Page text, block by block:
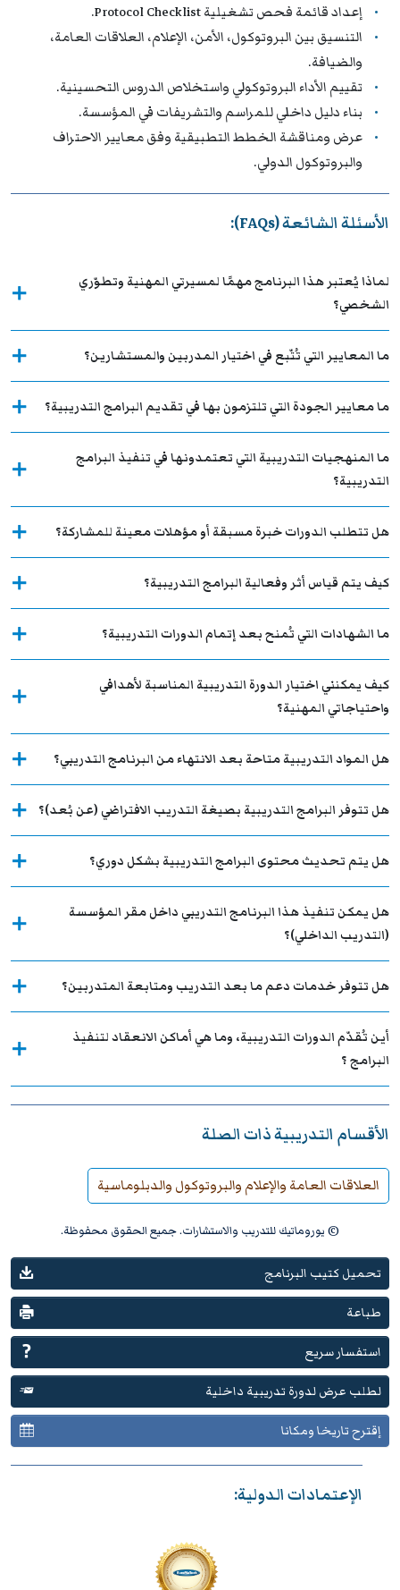
إعداد قائمة فحص تشغيلية Protocol Checklist.
التنسيق بين البروتوكول، الأمن، الإعلام، العلاقات العامة،
والضيافة.
تقييم الأداء البروتوكولي واستخلاص الدروس التحسينية.
بناء دليل داخلي للمراسم والتشريفات في المؤسسة.
عرض ومناقشة الخطط التطبيقية وفق معايير الاحتراف
والبروتوكول الدولي.
الأسئلة الشائعة (FAQs):
لماذا يُعتبر هذا البرنامج مهمًا لمسيرتي المهنية وتطوّري
الشخصي؟
ما المعايير التي تُتّبع في اختيار المدربين والمستشارين؟
ما معايير الجودة التي تلتزمون بها في تقديم البرامج التدريبية؟
ما المنهجيات التدريبية التي تعتمدونها في تنفيذ البرامج
التدريبية؟
هل تتطلب الدورات خبرة مسبقة أو مؤهلات معينة للمشاركة؟
كيف يتم قياس أثر وفعالية البرامج التدريبية؟
ما الشهادات التي تُمنح بعد إتمام الدورات التدريبية؟
كيف يمكنني اختيار الدورة التدريبية المناسبة لأهدافي
واحتياجاتي المهنية؟
هل المواد التدريبية متاحة بعد الانتهاء من البرنامج التدريبي؟
هل تتوفر البرامج التدريبية بصيغة التدريب الافتراضي (عن بُعد)؟
هل يتم تحديث محتوى البرامج التدريبية بشكل دوري؟
هل يمكن تنفيذ هذا البرنامج التدريبي داخل مقر المؤسسة
(التدريب الداخلي)؟
هل تتوفر خدمات دعم ما بعد التدريب ومتابعة المتدربين؟
أين تُقدّم الدورات التدريبية، وما هي أماكن الانعقاد لتنفيذ
البرامج ؟
الأقسام التدريبية ذات الصلة
العلاقات العامة والإعلام والبروتوكول والدبلوماسية
© يوروماتيك للتدريب والاستشارات. جميع الحقوق محفوظة.
تحميل كتيب البرنامج
طباعة
استفسار سريع
لطلب عرض لدورة تدريبية داخلية
إقترح تاريخا ومكانا
الإعتمادات الدولية: